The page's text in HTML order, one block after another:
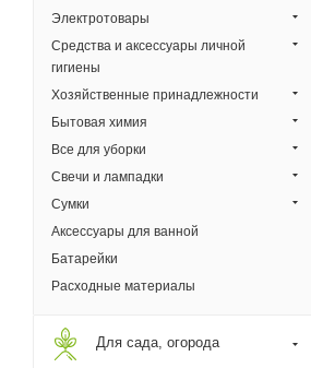
Электротовары
Средства и аксессуары личной
гигиены
Хозяйственные принадлежности
Бытовая химия
Все для уборки
Свечи и лампадки
Сумки
Аксессуары для ванной
Батарейки
Расходные материалы
Для сада, огорода